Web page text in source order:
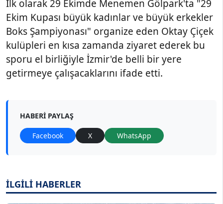
İlk olarak 29 Ekimde Menemen Gölpark'ta "29
Ekim Kupası büyük kadınlar ve büyük erkekler
Boks Şampiyonası" organize eden Oktay Çiçek
kulüpleri en kısa zamanda ziyaret ederek bu
sporu el birliğiyle İzmir'de belli bir yere
getirmeye çalışacaklarını ifade etti.
HABERI PAYLAŞ
Facebook X WhatsApp
İLGİLİ HABERLER